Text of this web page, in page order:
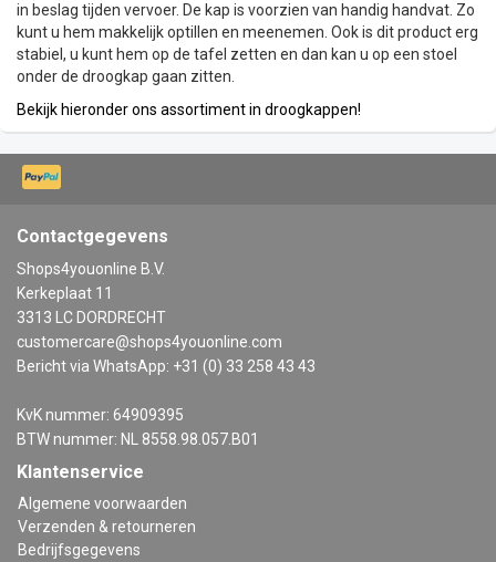
in beslag tijden vervoer. De kap is voorzien van handig handvat. Zo
kunt u hem makkelijk optillen en meenemen. Ook is dit product erg
stabiel, u kunt hem op de tafel zetten en dan kan u op een stoel
onder de droogkap gaan zitten.
Bekijk hieronder ons assortiment in droogkappen!
Contactgegevens
Shops4youonline B.V.
Kerkeplaat 11
3313 LC DORDRECHT
customercare@shops4youonline.com
Bericht via WhatsApp: +31 (0) 33 258 43 43
KvK nummer: 64909395
BTW nummer: NL 8558.98.057.B01
Klantenservice
Algemene voorwaarden
Verzenden & retourneren
Bedrijfsgegevens